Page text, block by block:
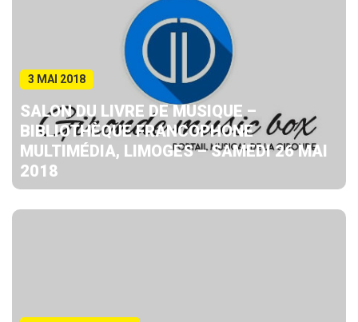
3 MAI 2018
SALON DU LIVRE DE MUSIQUE –
BIBLIOTHÈQUE FRANCOPHONE
MULTIMÉDIA, LIMOGES – SAMEDI 26 MAI
2018